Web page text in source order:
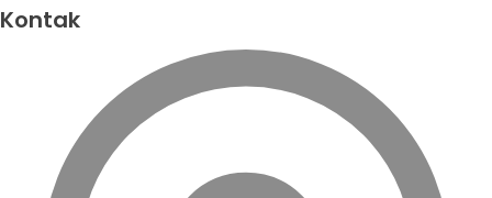
Kontak